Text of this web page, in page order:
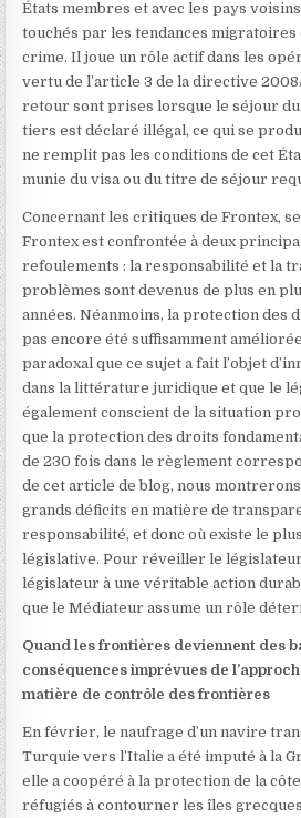
États membres et avec les pays
touchés par les tendances
crime. Il joue un rôle actif dans les
vertu de l’article 3 de la directive
retour sont prises lorsque le séjour
tiers est déclaré illégal, ce qui se
ne remplit pas les conditions de cet
munie du visa ou du titre de séjour
Concernant les critiques de Frontex,
Frontex est confrontée à deux
refoulements : la responsabilité et la
problèmes sont devenus de plus en
années. Néanmoins, la protection des
pas encore été suffisamment
paradoxal que ce sujet a fait l’objet
dans la littérature juridique et que le
également conscient de la situation
que la protection des droits
de 230 fois dans le règlement
de cet article de blog, nous
grands déficits en matière de
responsabilité, et donc où existe le
législative. Pour réveiller le
législateur à une véritable action
que le Médiateur assume un rôle
Quand les frontières deviennent des
conséquences imprévues de
matière de contrôle des frontières
En février, le naufrage d’un navire
Turquie vers l’Italie a été imputé à la
elle a coopéré à la protection de la
réfugiés à contourner les îles